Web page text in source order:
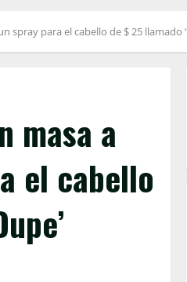
para el cabello de $ 25 llamado
masa a
el cabello